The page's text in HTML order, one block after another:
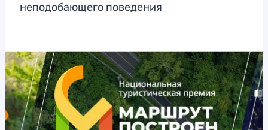
неподобающего поведения